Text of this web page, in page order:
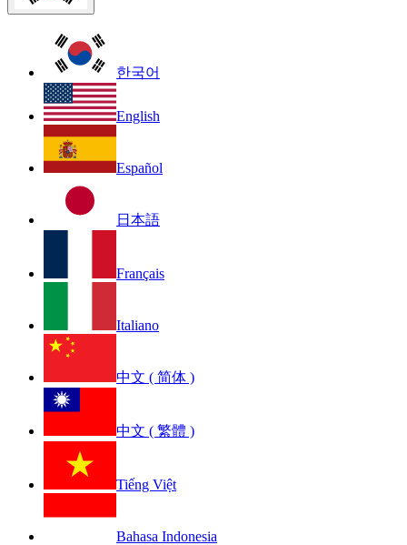
한국어
English
Español
日本語
Français
Italiano
中文 ( 简体 )
中文 ( 繁體 )
Tiếng Việt
Bahasa Indonesia